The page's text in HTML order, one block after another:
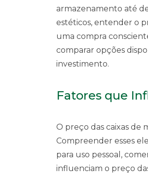
armazenamento até
estéticos, entender o
uma compra
comparar opções
investimento.
Fatores que
O preço das caixas de
Compreender esses
para uso pessoal,
influenciam o preço